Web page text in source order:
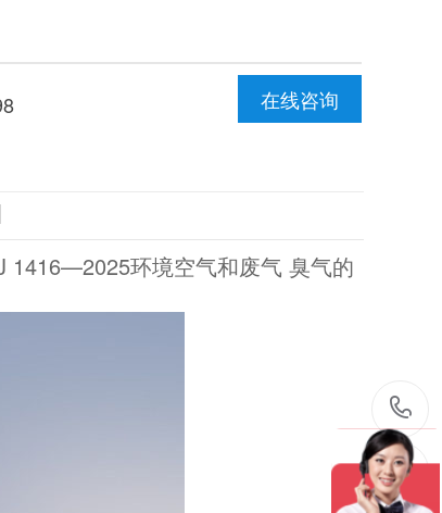
在线咨询
1416—2025环境空气和废气 臭气的